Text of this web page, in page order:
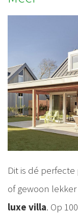
Dit is dé
of gewoon
luxe villa. Op